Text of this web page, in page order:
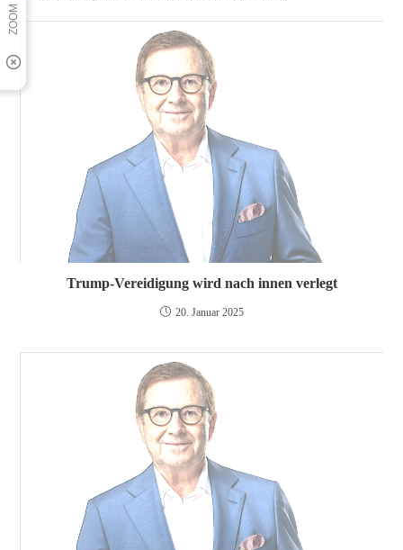
Trump-Vereidigung wird nach innen verlegt
20. Januar 2025